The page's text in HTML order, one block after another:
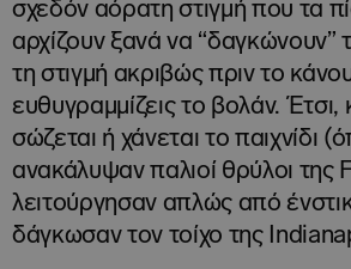
σχεδόν αόρατη στιγμή που τα
αρχίζουν ξανά να “δαγκώνουν”
τη στιγμή ακριβώς πριν το
ευθυγραμμίζεις το βολάν. Έτσι,
σώζεται ή χάνεται το παιχνίδι
ανακάλυψαν παλιοί θρύλοι της
λειτούργησαν απλώς από
δάγκωσαν τον τοίχο της